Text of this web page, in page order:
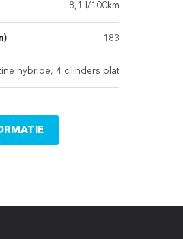
8,1 l/100km
183
hybride, 4 cilinders plat